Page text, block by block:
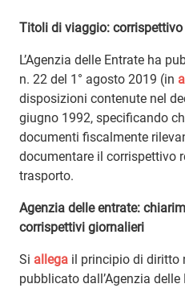
Titoli di viaggio:
L’Agenzia delle Entrate ha
n. 22 del 1° agosto 2019 (in
disposizioni contenute nel
giugno 1992, specificando
documenti fiscalmente
documentare il corrispettivo
trasporto.
Agenzia delle entrate:
corrispettivi giornalieri
Si allega il principio di diritto
pubblicato dall’Agenzia